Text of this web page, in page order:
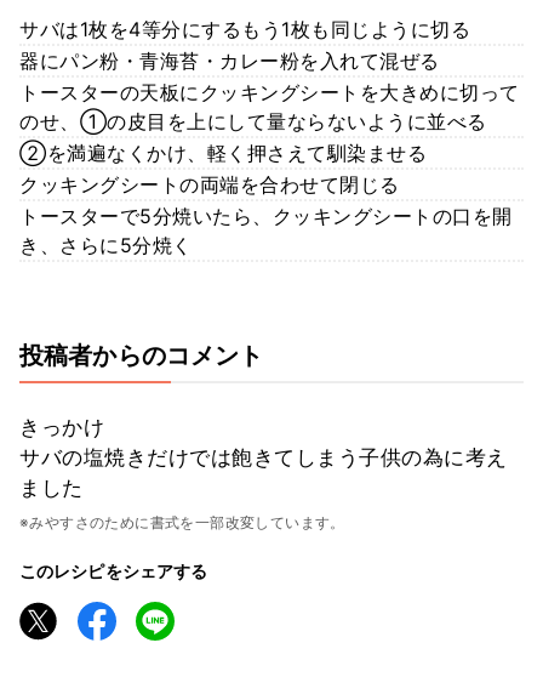
サバは1枚を4等分にするもう1枚も同じように切る
器にパン粉・青海苔・カレー粉を入れて混ぜる
トースターの天板にクッキングシートを大きめに切って
のせ、①の皮目を上にして量ならないように並べる
②を満遍なくかけ、軽く押さえて馴染ませる
クッキングシートの両端を合わせて閉じる
トースターで5分焼いたら、クッキングシートの口を開
き、さらに5分焼く
投稿者からのコメント
きっかけ
サバの塩焼きだけでは飽きてしまう子供の為に考え
ました
※みやすさのために書式を一部改変しています。
このレシピをシェアする